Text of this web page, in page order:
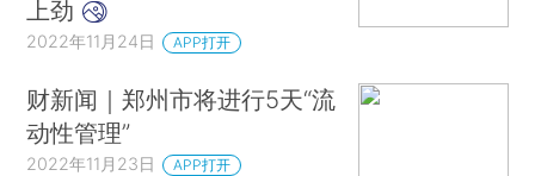
上劲
2022年11月24日 APP打开
财新闻｜郑州市将进行5天“流
动性管理”
2022年11月23日 APP打开